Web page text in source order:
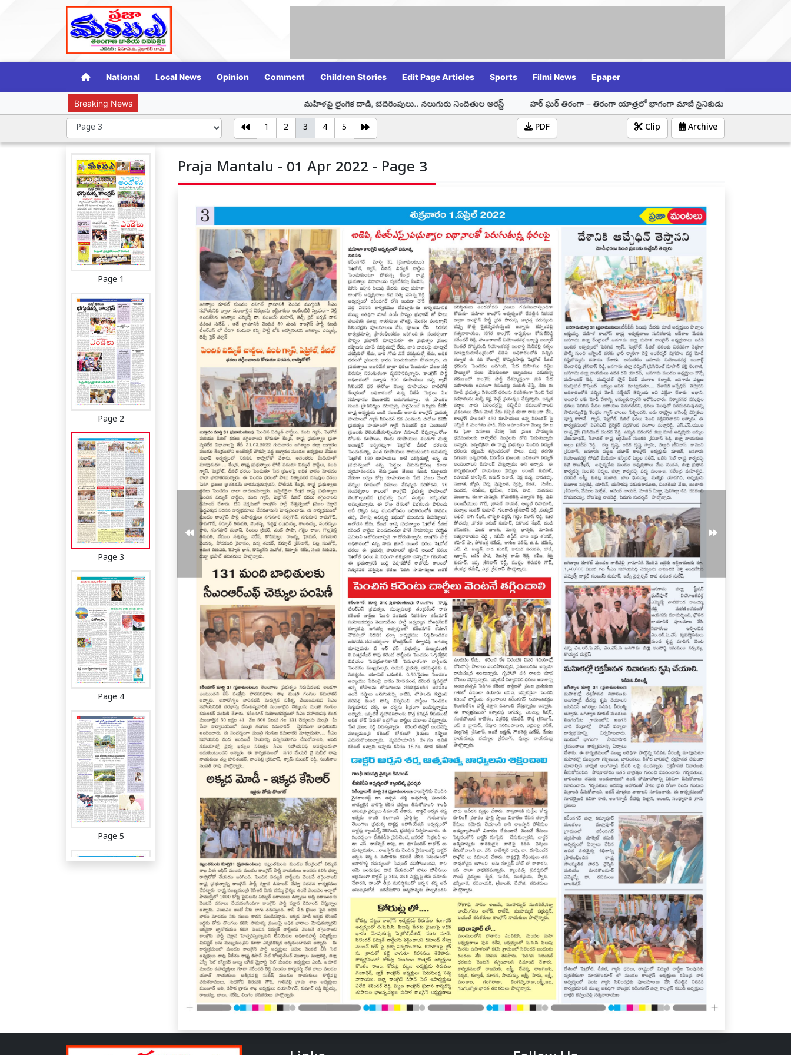
National Local News Opinion Comment Children Stories Edit Page Articles Sports Filmi News Epaper
Breaking News మహిళపై లైంగిక దాడి, బెదిరింపులు.. నలుగురు నిందితుల అరెస్ట్ హర్ ఘర్ తిరంగా – తిరంగా యాత్రలో భాగంగా మాజీ సైనికుడు దూరిశెట్టి కిరణ్ కుమార్‌ను సన్మానించిన
1 2 3 4 5 PDF Archive
Clip
Page 1
Page 2
Page 3
Page 4
Page 5
Praja Mantalu - 01 Apr 2022 - Page 3